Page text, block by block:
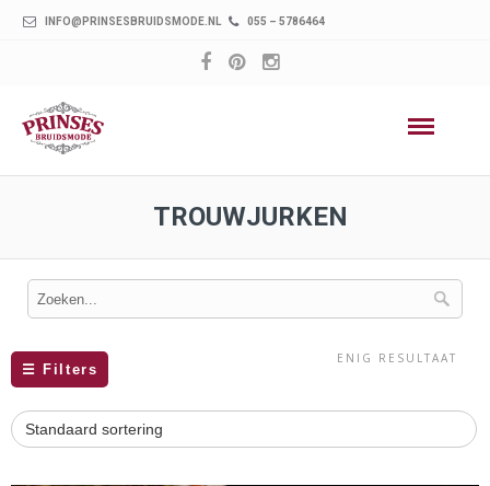
INFO@PRINSESBRUIDSMODE.NL 055 – 5786464
TROUWJURKEN
☰ Filters
ENIG RESULTAAT